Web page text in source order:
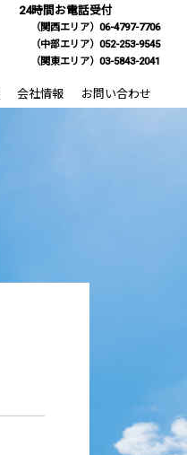
24時間お電話受付
（関西エリア）06-4797-7706
（中部エリア）052-253-9545
（関東エリア）03-5843-2041
会社情報 お問い合わせ